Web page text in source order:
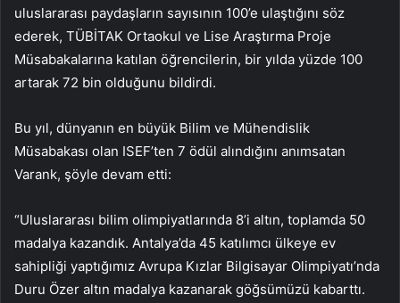
uluslararası paydaşların sayısının 100’e ulaştığını söz
ederek, TÜBİTAK Ortaokul ve Lise Araştırma Proje
Müsabakalarına katılan öğrencilerin, bir yılda yüzde 100
artarak 72 bin olduğunu bildirdi.
Bu yıl, dünyanın en büyük Bilim ve Mühendislik
Müsabakası olan ISEF’ten 7 ödül alındığını anımsatan
Varank, şöyle devam etti:
“Uluslararası bilim olimpiyatlarında 8’i altın, toplamda 50
madalya kazandık. Antalya’da 45 katılımcı ülkeye ev
sahipliği yaptığımız Avrupa Kızlar Bilgisayar Olimpiyatı’nda
Duru Özer altın madalya kazanarak göğsümüzü kabarttı.